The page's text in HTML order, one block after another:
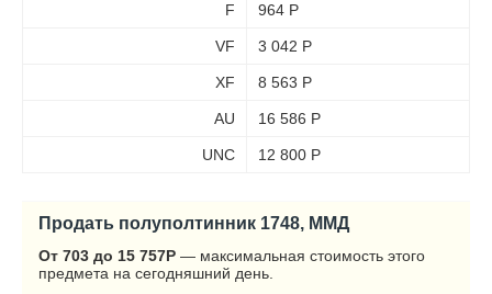
F 964 Р
VF 3 042 Р
XF 8 563 Р
AU 16 586 Р
UNC 12 800 Р
Продать полуполтинник 1748, ММД
От 703 до 15 757Р — максимальная стоимость этого
предмета на сегодняшний день.